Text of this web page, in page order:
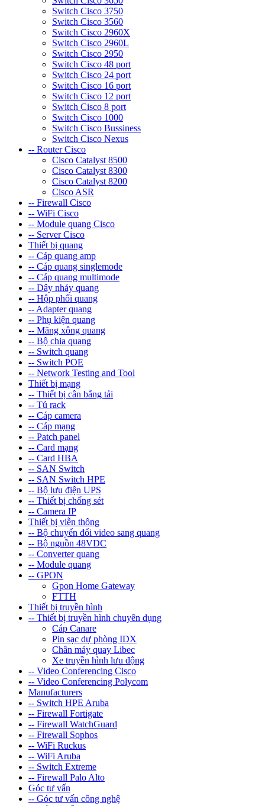
Switch Cisco 3750
Switch Cisco 3560
Switch Cisco 2960X
Switch Cisco 2960L
Switch Cisco 2950
Switch Cisco 48 port
Switch Cisco 24 port
Switch Cisco 16 port
Switch Cisco 12 port
Switch Cisco 8 port
Switch Cisco 1000
Switch Cisco Bussiness
Switch Cisco Nexus
-- Router Cisco
Cisco Catalyst 8500
Cisco Catalyst 8300
Cisco Catalyst 8200
Cisco ASR
-- Firewall Cisco
-- WiFi Cisco
-- Module quang Cisco
-- Server Cisco
Thiết bị quang
-- Cáp quang amp
-- Cáp quang singlemode
-- Cáp quang multimode
-- Dây nhảy quang
-- Hộp phối quang
-- Adapter quang
-- Phụ kiện quang
-- Măng xông quang
-- Bộ chia quang
-- Switch quang
-- Switch POE
-- Network Testing and Tool
Thiết bị mạng
-- Thiết bị cân bằng tải
-- Tủ rack
-- Cáp camera
-- Cáp mạng
-- Patch panel
-- Card mạng
-- Card HBA
-- SAN Switch
-- SAN Switch HPE
-- Bộ lưu điện UPS
-- Thiết bị chống sét
-- Camera IP
Thiết bị viễn thông
-- Bộ chuyển đổi video sang quang
-- Bộ nguồn 48VDC
-- Converter quang
-- Module quang
-- GPON
Gpon Home Gateway
FTTH
Thiết bị truyền hình
-- Thiết bị truyền hình chuyên dụng
Cáp Canare
Pin sạc dự phòng IDX
Chân máy quay Libec
Xe truyền hình lưu động
-- Video Conferencing Cisco
-- Video Conferencing Polycom
Manufacturers
-- Switch HPE Aruba
-- Firewall Fortigate
-- Firewall WatchGuard
-- Firewall Sophos
-- WiFi Ruckus
-- WiFi Aruba
-- Switch Extreme
-- Firewall Palo Alto
Góc tư vấn
-- Góc tư vấn công nghệ